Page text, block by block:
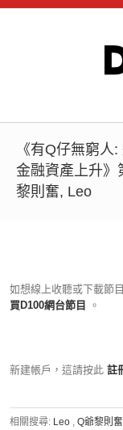
《有Q仔無窮
金融資產上升
黎則奮, Leo
如想線上收聽或下載節
買D100網台節目
。
新建帳戶，這請按此 註
相關搜尋: Leo , Q爺黎則奮